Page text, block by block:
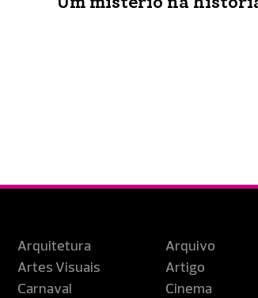
Arquitetura
Arquivo
Artes Visuais
Artigo
Carnaval
Cinema